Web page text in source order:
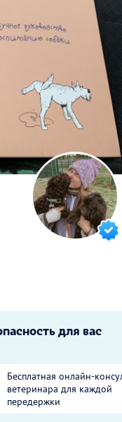
для вас
Бесплатная онлайн-
ветеринара для каждой
передержки